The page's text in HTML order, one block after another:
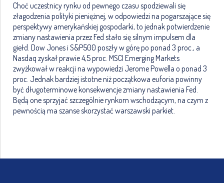
Choć uczestnicy rynku od pewnego czasu spodziewali się
złagodzenia polityki pieniężnej, w odpowiedzi na pogarszające się
perspektywy amerykańskiej gospodarki, to jednak potwierdzenie
zmiany nastawienia przez Fed stało się silnym impulsem dla
giełd. Dow Jones i S&P500 poszły w górę po ponad 3 proc., a
Nasdaq zyskał prawie 4,5 proc. MSCI Emerging Markets
zwyżkował w reakcji na wypowiedzi Jerome Powella o ponad 3
proc. Jednak bardziej istotne niż początkowa euforia powinny
być długoterminowe konsekwencje zmiany nastawienia Fed.
Będą one sprzyjać szczególnie rynkom wschodzącym, na czym z
pewnością ma szanse skorzystać warszawski parkiet.